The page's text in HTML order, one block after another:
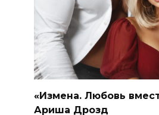
«Измена. Любовь
Ариша Дрозд